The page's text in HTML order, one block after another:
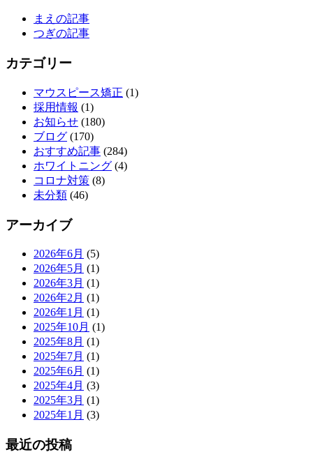
まえの記事
つぎの記事
カテゴリー
マウスピース矯正 (1)
採用情報 (1)
お知らせ (180)
ブログ (170)
おすすめ記事 (284)
ホワイトニング (4)
コロナ対策 (8)
未分類 (46)
アーカイブ
2026年6月 (5)
2026年5月 (1)
2026年3月 (1)
2026年2月 (1)
2026年1月 (1)
2025年10月 (1)
2025年8月 (1)
2025年7月 (1)
2025年6月 (1)
2025年4月 (3)
2025年3月 (1)
2025年1月 (3)
最近の投稿